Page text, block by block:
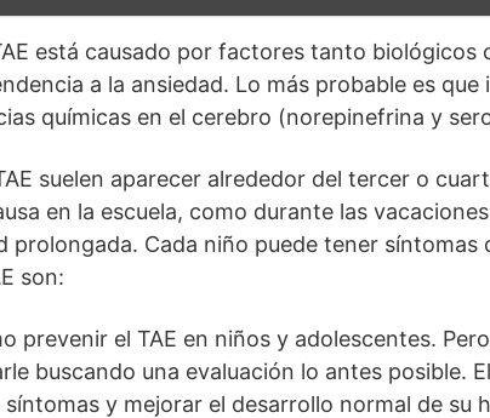
está causado por factores tanto biológicos
a la ansiedad. Lo más probable es que
químicas en el cerebro (norepinefrina y
suelen aparecer alrededor del tercer o
en la escuela, como durante las
prolongada. Cada niño puede tener síntomas
son:
prevenir el TAE en niños y adolescentes.
buscando una evaluación lo antes posible.
y mejorar el desarrollo normal de su